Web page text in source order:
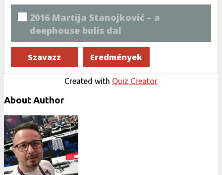
2016 Martija Stanojković – a
deephouse bulis dal
Created with Quiz Creator
About Author